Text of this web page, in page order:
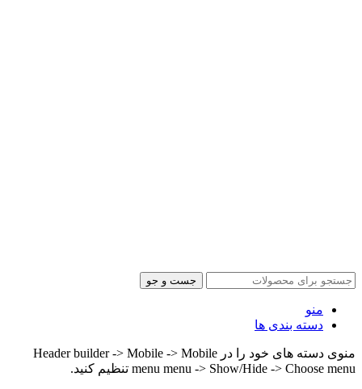
جست و جو
منو
دسته بندی ها
منوی دسته های خود را در Header builder -> Mobile -> Mobile
menu menu -> Show/Hide -> Choose menu تنظیم کنید.